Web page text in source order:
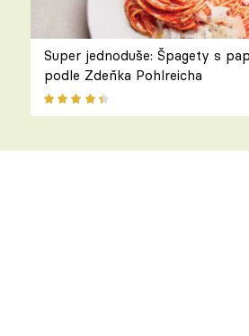
Super jednoduše: Špagety s
podle Zdeňka Pohlreicha